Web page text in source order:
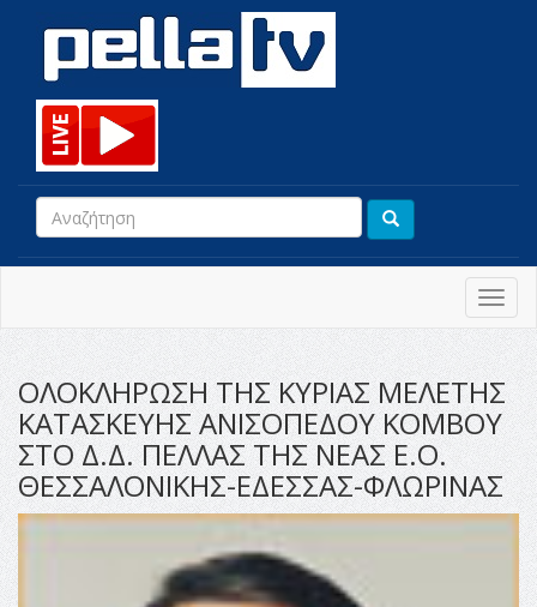
ΟΛΟΚΛΗΡΩΣΗ ΤΗΣ ΚΥΡΙΑΣ ΜΕΛΕΤΗΣ
ΚΑΤΑΣΚΕΥΗΣ ΑΝΙΣΟΠΕΔΟΥ ΚΟΜΒΟΥ
ΣΤΟ Δ.Δ. ΠΕΛΛΑΣ ΤΗΣ ΝΕΑΣ Ε.Ο.
ΘΕΣΣΑΛΟΝΙΚΗΣ-ΕΔΕΣΣΑΣ-ΦΛΩΡΙΝΑΣ